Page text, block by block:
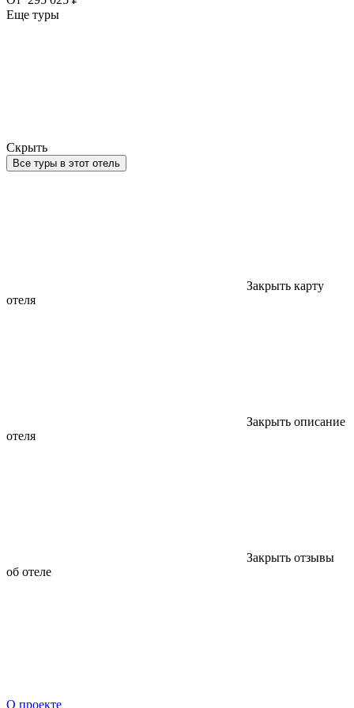
Еще туры
Скрыть
Все туры в этот отель
Закрыть карту
отеля
Закрыть описание
отеля
Закрыть отзывы
об отеле
О проекте